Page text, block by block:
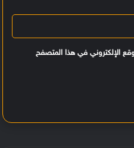
الإلكتروني في هذا المتصفح